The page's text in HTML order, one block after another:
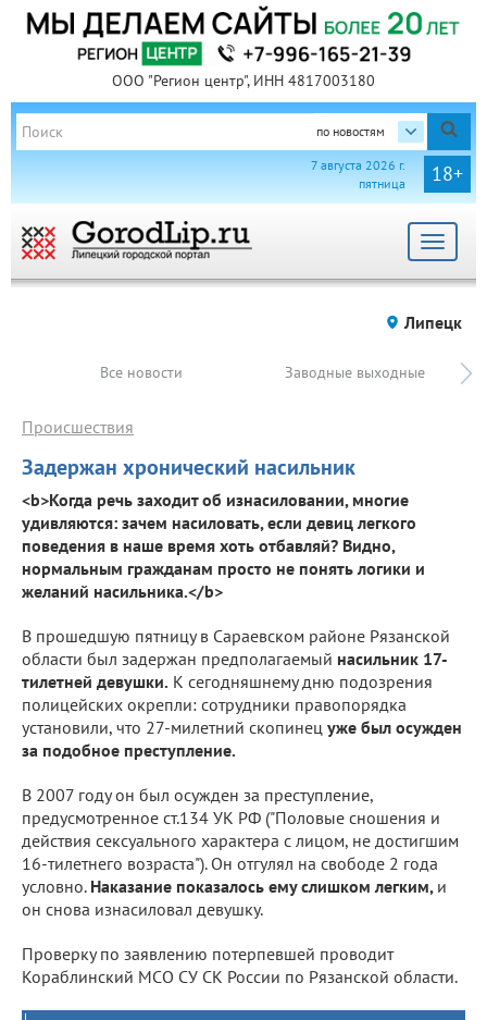
ООО "Регион центр", ИНН 4817003180
по новостям
18+
7 августа 2026 г.
пятница
Toggle
Липецк
Все новости Заводные выходные
Задержан хронический насильник
Происшествия
<b>Когда речь заходит об изнасиловании, многие
удивляются: зачем насиловать, если девиц легкого
поведения в наше время хоть отбавляй? Видно,
нормальным гражданам просто не понять логики и
желаний насильника.</b>
В прошедшую пятницу в Сараевском районе Рязанской
области был задержан предполагаемый насильник 17-
тилетней девушки. К сегодняшнему дню подозрения
полицейских окрепли: сотрудники правопорядка
установили, что 27-милетний скопинец уже был осужден
за подобное преступление.
В 2007 году он был осужден за преступление,
предусмотренное ст.134 УК РФ ("Половые сношения и
действия сексуального характера с лицом, не достигшим
16-тилетнего возраста"). Он отгулял на свободе 2 года
условно. Наказание показалось ему слишком легким, и
он снова изнасиловал девушку.
Проверку по заявлению потерпевшей проводит
Кораблинский МСО СУ СК России по Рязанской области.